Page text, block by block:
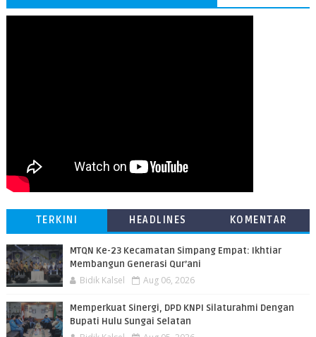
TERKINI HEADLINES KOMENTAR
MTQN Ke-23 Kecamatan Simpang Empat: Ikhtiar
Membangun Generasi Qur’ani
Bidik Kalsel Aug 06, 2026
Memperkuat Sinergi, DPD KNPI Silaturahmi Dengan
Bupati Hulu Sungai Selatan